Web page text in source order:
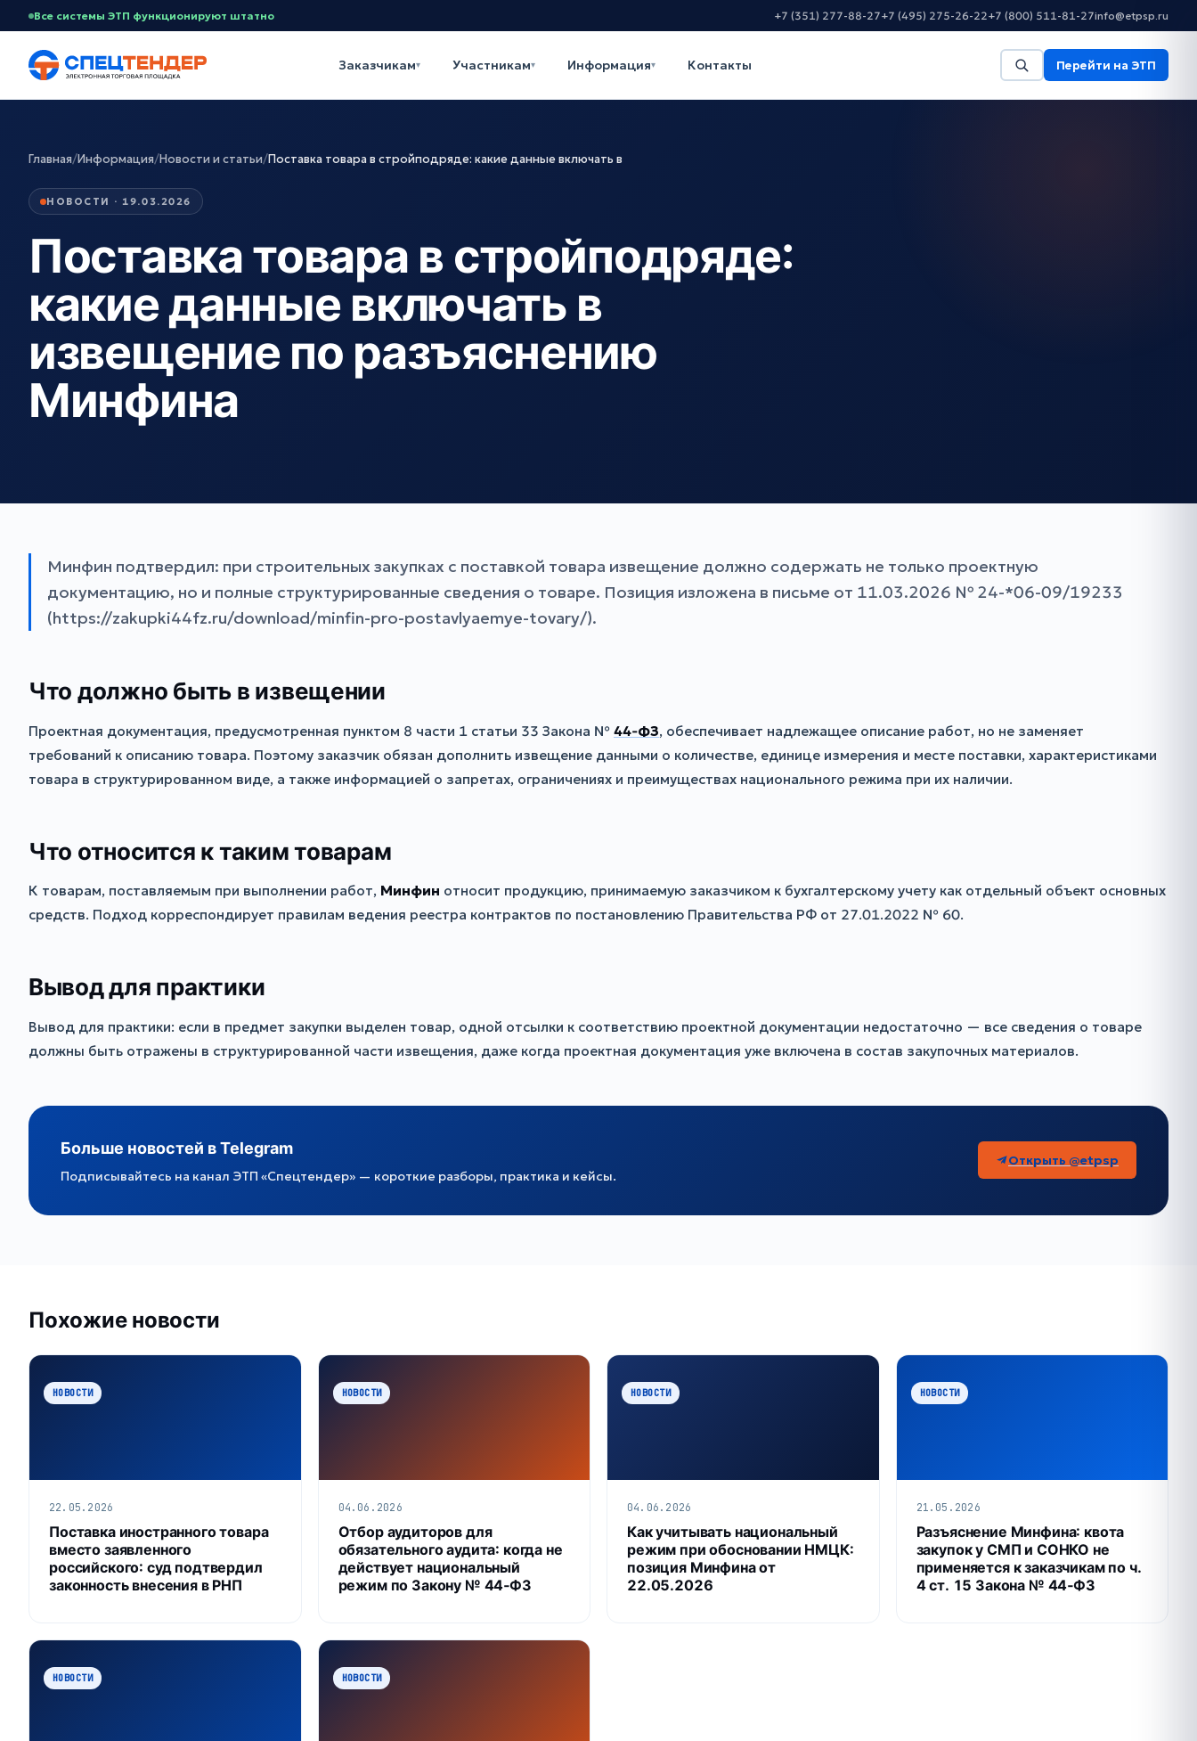
Все системы ЭТП функционируют штатно +7 (351) 277-88-27+7 (495) 275-26-22+7 (800) 511-81-27info@etpsp.ru
Заказчикам▾ Участникам▾ Информация▾ Контакты Перейти на ЭТП
Главная/Информация/Новости и статьи/Поставка товара в стройподряде: какие данные включать в
НОВОСТИ · 19.03.2026
Поставка товара в стройподряде:
какие данные включать в
извещение по разъяснению
Минфина
Минфин подтвердил: при строительных закупках с поставкой товара извещение должно содержать не только проектную
документацию, но и полные структурированные сведения о товаре. Позиция изложена в письме от 11.03.2026 № 24-*06-09/19233
(https://zakupki44fz.ru/download/minfin-pro-postavlyaemye-tovary/).
Что должно быть в извещении
Проектная документация, предусмотренная пунктом 8 части 1 статьи 33 Закона № 44‑ФЗ, обеспечивает надлежащее описание работ, но не заменяет
требований к описанию товара. Поэтому заказчик обязан дополнить извещение данными о количестве, единице измерения и месте поставки, характеристиками
товара в структурированном виде, а также информацией о запретах, ограничениях и преимуществах национального режима при их наличии.
Что относится к таким товарам
К товарам, поставляемым при выполнении работ, Минфин относит продукцию, принимаемую заказчиком к бухгалтерскому учету как отдельный объект основных
средств. Подход корреспондирует правилам ведения реестра контрактов по постановлению Правительства РФ от 27.01.2022 № 60.
Вывод для практики
Вывод для практики: если в предмет закупки выделен товар, одной отсылки к соответствию проектной документации недостаточно — все сведения о товаре
должны быть отражены в структурированной части извещения, даже когда проектная документация уже включена в состав закупочных материалов.
Больше новостей в Telegram
Подписывайтесь на канал ЭТП «Спецтендер» — короткие разборы, практика и кейсы.
Открыть @etpsp
Похожие новости
НОВОСТИ
22.05.2026
Поставка иностранного товара
вместо заявленного
российского: суд подтвердил
законность внесения в РНП
НОВОСТИ
04.06.2026
Отбор аудиторов для
обязательного аудита: когда не
действует национальный
режим по Закону № 44‑ФЗ
НОВОСТИ
04.06.2026
Как учитывать национальный
режим при обосновании НМЦК:
позиция Минфина от
22.05.2026
НОВОСТИ
21.05.2026
Разъяснение Минфина: квота
закупок у СМП и СОНКО не
применяется к заказчикам по ч.
4 ст. 15 Закона № 44‑ФЗ
НОВОСТИ НОВОСТИ